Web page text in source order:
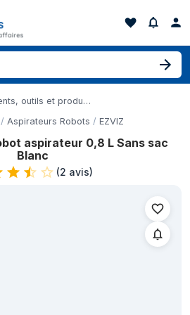
Agents, outils et produits nettoyants
Aspirateurs Robots EZVIZ
aspirateur 0,8 L Sans sac
Blanc
(2 avis)
RC3 PLUS robot aspirateur 0,8
Date